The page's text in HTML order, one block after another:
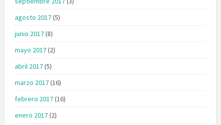
agosto 2017(5)
junio 2017(8)
mayo 2017(2)
abril 2017(5)
marzo 2017(16)
febrero 2017(16)
enero 2017(2)